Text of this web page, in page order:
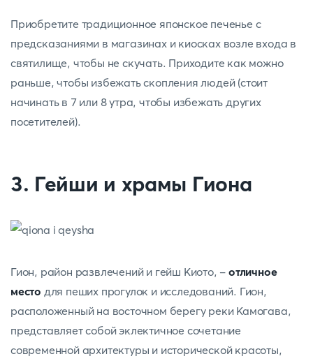
Приобретите традиционное японское печенье с
предсказаниями в магазинах и киосках возле входа в
святилище, чтобы не скучать. Приходите как можно
раньше, чтобы избежать скопления людей (стоит
начинать в 7 или 8 утра, чтобы избежать других
посетителей).
3. Гейши и храмы Гиона
Гион, район развлечений и гейш Киото, - отличное
место для пеших прогулок и исследований. Гион,
расположенный на восточном берегу реки Камогава,
представляет собой эклектичное сочетание
современной архитектуры и исторической красоты,